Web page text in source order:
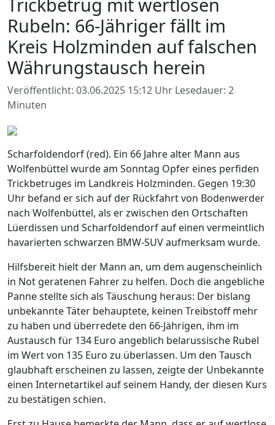
Trickbetrug mit wertlosen
Rubeln: 66-Jähriger fällt im
Kreis Holzminden auf falschen
Währungstausch herein
Veröffentlicht: 03.06.2025 15:12 Uhr Lesedauer: 2
Minuten
Scharfoldendorf (red). Ein 66 Jahre alter Mann aus
Wolfenbüttel wurde am Sonntag Opfer eines perfiden
Trickbetruges im Landkreis Holzminden. Gegen 19:30
Uhr befand er sich auf der Rückfahrt von Bodenwerder
nach Wolfenbüttel, als er zwischen den Ortschaften
Lüerdissen und Scharfoldendorf auf einen vermeintlich
havarierten schwarzen BMW-SUV aufmerksam wurde.
Hilfsbereit hielt der Mann an, um dem augenscheinlich
in Not geratenen Fahrer zu helfen. Doch die angebliche
Panne stellte sich als Täuschung heraus: Der bislang
unbekannte Täter behauptete, keinen Treibstoff mehr
zu haben und überredete den 66-Jährigen, ihm im
Austausch für 134 Euro angeblich belarussische Rubel
im Wert von 135 Euro zu überlassen. Um den Tausch
glaubhaft erscheinen zu lassen, zeigte der Unbekannte
einen Internetartikel auf seinem Handy, der diesen Kurs
zu bestätigen schien.